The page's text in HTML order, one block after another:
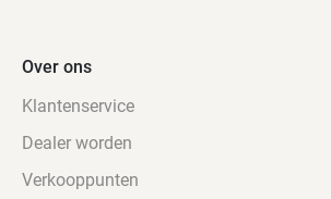
Over ons
Klantenservice
Dealer worden
Verkooppunten